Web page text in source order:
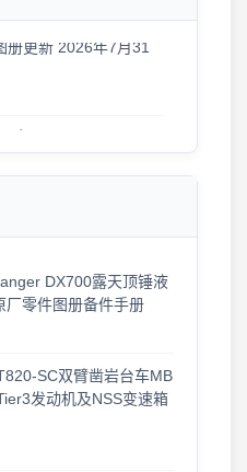
册更新 2026年7月31
· 维修手册 · 最新更新
DX700露天顶锤液
厂零件图册备件手册
SC双臂凿岩台车MB
发动机及NSS变速箱